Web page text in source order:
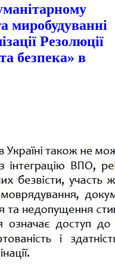
миробудуванні
Резолюції
безпека» в